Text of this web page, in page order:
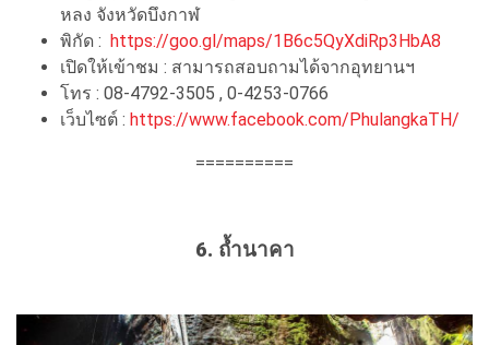
หลง จังหวัดบึงกาฬ
พิกัด : https://goo.gl/maps/1B6c5QyXdiRp3HbA8
เปิดให้เข้าชม : สามารถสอบถามได้จากอุทยานฯ
โทร : 08-4792-3505 , 0-4253-0766
เว็บไซต์ : https://www.facebook.com/PhulangkaTH/
==========
6. ถ้ำนาคา